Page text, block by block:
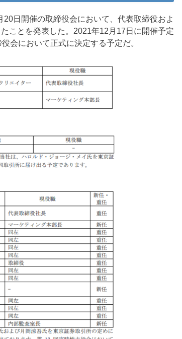
日開催の取締役会において、代表取締役およ
ことを発表した。2021年12月17日に開催予定
会において正式に決定する予定だ。